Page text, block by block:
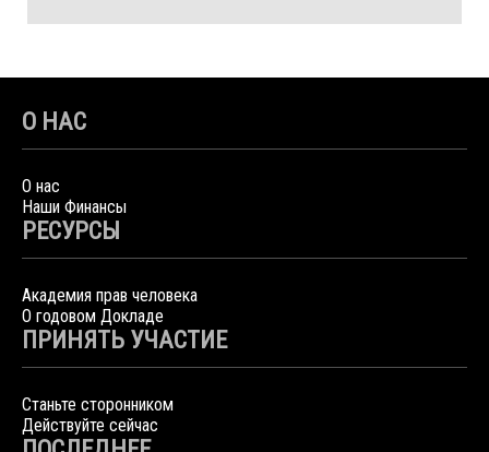
О НАС
О нас
Наши Финансы
РЕСУРСЫ
Академия прав человека
О годовом Докладе
ПРИНЯТЬ УЧАСТИЕ
Станьте сторонником
Действуйте сейчас